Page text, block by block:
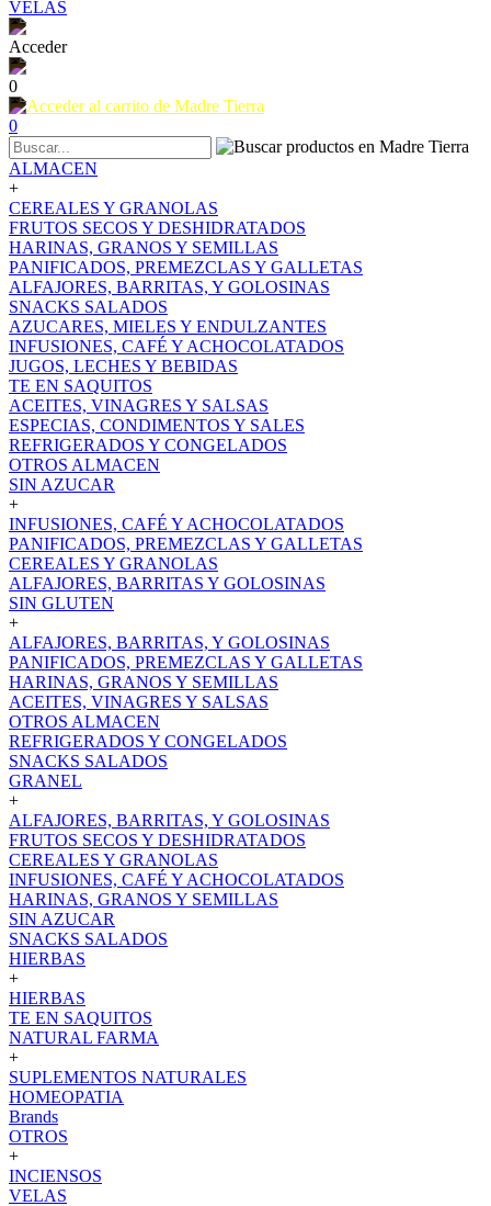
VELAS
Acceder
0
0
ALMACEN
+
CEREALES Y GRANOLAS
FRUTOS SECOS Y DESHIDRATADOS
HARINAS, GRANOS Y SEMILLAS
PANIFICADOS, PREMEZCLAS Y GALLETAS
ALFAJORES, BARRITAS, Y GOLOSINAS
SNACKS SALADOS
AZUCARES, MIELES Y ENDULZANTES
INFUSIONES, CAFÉ Y ACHOCOLATADOS
JUGOS, LECHES Y BEBIDAS
TE EN SAQUITOS
ACEITES, VINAGRES Y SALSAS
ESPECIAS, CONDIMENTOS Y SALES
REFRIGERADOS Y CONGELADOS
OTROS ALMACEN
SIN AZUCAR
+
INFUSIONES, CAFÉ Y ACHOCOLATADOS
PANIFICADOS, PREMEZCLAS Y GALLETAS
CEREALES Y GRANOLAS
ALFAJORES, BARRITAS Y GOLOSINAS
SIN GLUTEN
+
ALFAJORES, BARRITAS, Y GOLOSINAS
PANIFICADOS, PREMEZCLAS Y GALLETAS
HARINAS, GRANOS Y SEMILLAS
ACEITES, VINAGRES Y SALSAS
OTROS ALMACEN
REFRIGERADOS Y CONGELADOS
SNACKS SALADOS
GRANEL
+
ALFAJORES, BARRITAS, Y GOLOSINAS
FRUTOS SECOS Y DESHIDRATADOS
CEREALES Y GRANOLAS
INFUSIONES, CAFÉ Y ACHOCOLATADOS
HARINAS, GRANOS Y SEMILLAS
SIN AZUCAR
SNACKS SALADOS
HIERBAS
+
HIERBAS
TE EN SAQUITOS
NATURAL FARMA
+
SUPLEMENTOS NATURALES
HOMEOPATIA
Brands
OTROS
+
INCIENSOS
VELAS